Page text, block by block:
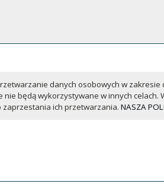
danych osobowych w
nie będą wykorzystywane w innych celach.
zaprzestania ich przetwarzania. NASZA